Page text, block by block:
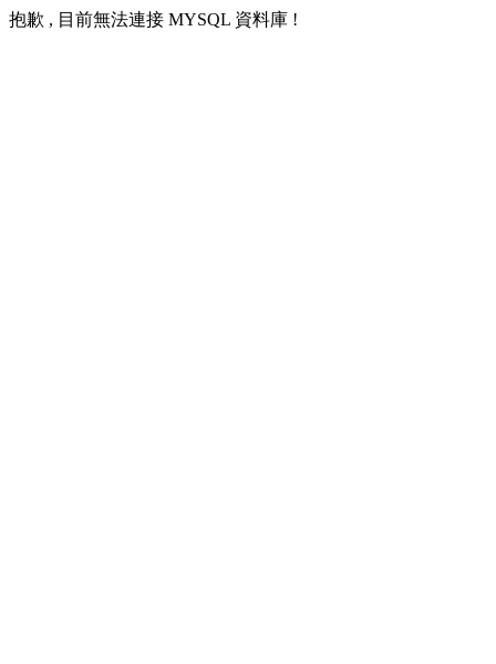
抱歉 , 目前無法連接 MYSQL 資料庫 !